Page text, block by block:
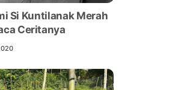
Si Kuntilanak Merah
Ceritanya